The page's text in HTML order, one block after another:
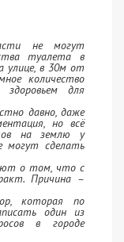
не могут
туалета в
улице, в 30м от
количество
для
давно, даже
но всё
на землю у
могут сделать
о том, что с
Причина –
которая по
один из
в городе